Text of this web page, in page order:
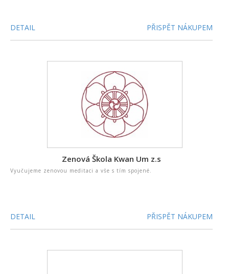
DETAIL PŘISPĚT NÁKUPEM
Zenová Škola Kwan Um z.s
Vyučujeme zenovou meditaci a vše s tím spojené.
DETAIL PŘISPĚT NÁKUPEM